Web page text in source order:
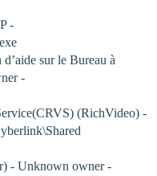
-
sur le Bureau à
-
(RichVideo) -
- Unknown owner -